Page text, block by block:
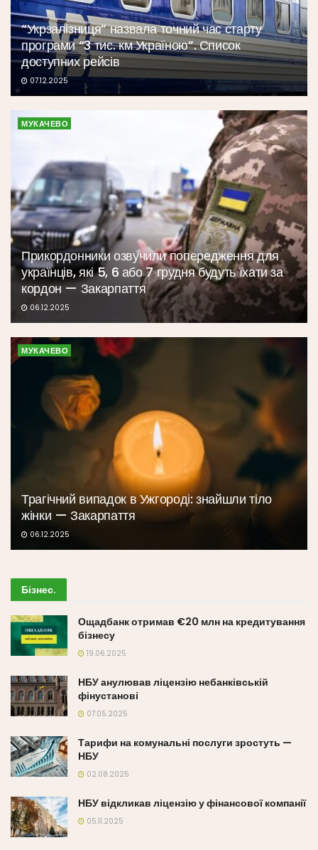
“Укрзалізниця” назвала точний час старту
програми “3 тис. км Україною”. Список
доступних рейсів
07.12.2025
МУКАЧЕВО
Прикордонники озвучили попередження для
українців, які 5, 6 або 7 грудня будуть їхати за
кордон — Закарпаття
06.12.2025
МУКАЧЕВО
Трагічний випадок в Ужгороді: знайшли тіло
жінки — Закарпаття
06.12.2025
Бізнес.
Ощадбанк отримав €20 млн на кредитування
бізнесу
19.06.2025
НБУ анулював ліцензію небанківській
фінустанові
07.05.2025
Тарифи на комунальні послуги зростуть —
НБУ
02.08.2025
НБУ відкликав ліцензію у фінансової компанії
05.11.2025